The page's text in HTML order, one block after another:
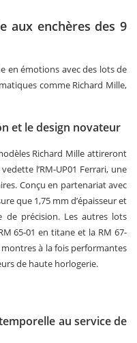
aux enchères des 9
en émotions avec des lots de
comme Richard Mille,
et le design novateur
Richard Mille attireront
l’RM-UP01 Ferrari, une
Conçu en partenariat avec
que 1,75 mm d’épaisseur et
de précision. Les autres lots
65-01 en titane et la RM 67-
à la fois performantes
de haute horlogerie.
au service de